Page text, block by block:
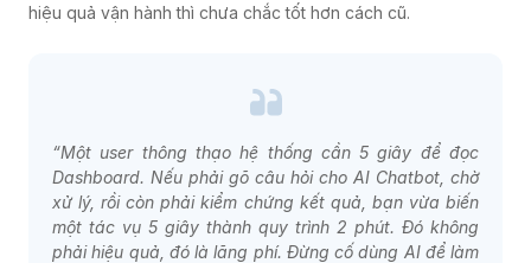
hiệu quả vận hành thì chưa chắc tốt hơn cách cũ.
“Một user thông thạo hệ thống cần 5 giây để đọc
Dashboard. Nếu phải gõ câu hỏi cho AI Chatbot, chờ
xử lý, rồi còn phải kiểm chứng kết quả, bạn vừa biến
một tác vụ 5 giây thành quy trình 2 phút. Đó không
phải hiệu quả, đó là lãng phí. Đừng cố dùng AI để làm